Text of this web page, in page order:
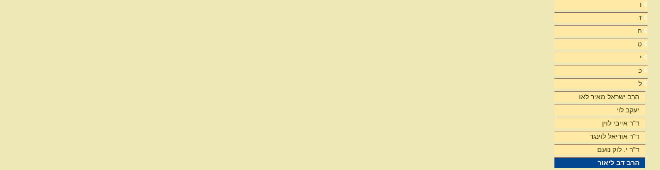
ו
ז
ח
ט
י
כ
ל
הרב ישראל מאיר לאו
יעקב לוי
ד"ר אייבי לוין
ד"ר אוריאל לוינגר
ד"ר י. לוק נועם
הרב דב ליאור